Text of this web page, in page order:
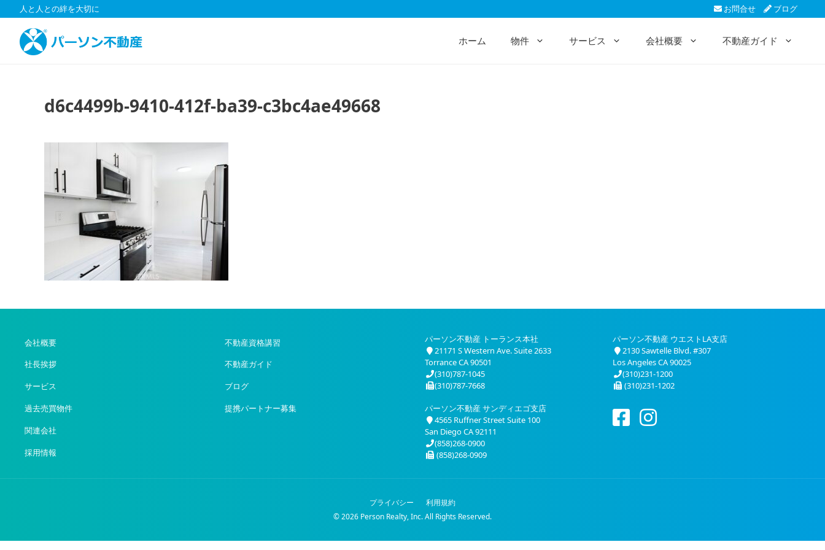
ン
人と人との絆を大切に お問合せ ブログ
ホーム 物件 サービス 会社概要 不動産ガイド
d6c4499b-9410-412f-ba39-c3bc4ae49668
会社概要
社長挨拶
サービス
過去売買物件
関連会社
採用情報
不動産資格講習
不動産ガイド
ブログ
提携パートナー募集
パーソン不動産 トーランス本社
21171 S Western Ave. Suite 2633
Torrance CA 90501
(310)787-1045
(310)787-7668
パーソン不動産 ウエストLA支店
2130 Sawtelle Blvd. #307
Los Angeles CA 90025
(310)231-1200
(310)231-1202
パーソン不動産 サンディエゴ支店
4565 Ruffner Street Suite 100
San Diego CA 92111
(858)268-0900
(858)268-0909
プライバシー
利用規約
© 2026 Person Realty, Inc. All Rights Reserved.